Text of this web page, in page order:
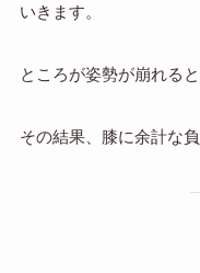
いきます。
ところが姿勢が崩れる
その結果、膝に余計な